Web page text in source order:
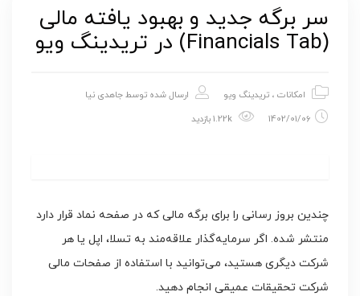
سر برگه جدید و بهبود یافته مالی
(Financials Tab) در تریدینگ ویو
امکانات ، تریدینگ ویو ارسال شده توسطجاهدی نیا
1402/01/06
چندین بروز رسانی را برای برگه مالی که در صفحه نماد قرار دارد
منتشر شده. اگر سرمایه‌گذار علاقه‌مند به تسلا، اپل یا هر
شرکت دیگری هستید، می‌توانید با استفاده از صفحات مالی
شرکت تحقیقات عمیقی انجام دهید.